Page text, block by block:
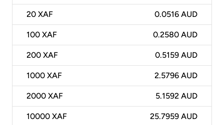
20 XAF 0.0516 AUD
100 XAF 0.2580 AUD
200 XAF 0.5159 AUD
1000 XAF 2.5796 AUD
2000 XAF 5.1592 AUD
10000 XAF 25.7959 AUD